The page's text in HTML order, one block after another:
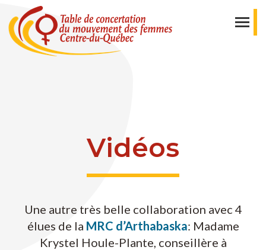
Vidéos
Une autre très belle collaboration avec 4
élues de la MRC d’Arthabaska: Madame
Krystel Houle-Plante, conseillère à